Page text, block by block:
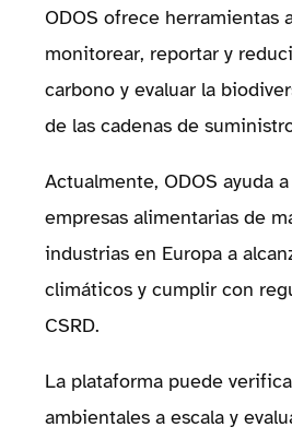
ODOS ofrece herramientas
monitorear, reportar y
carbono y evaluar la
de las cadenas de
Actualmente, ODOS ayuda
empresas alimentarias de
industrias en Europa a
climáticos y cumplir con
CSRD.
La plataforma puede
ambientales a escala y